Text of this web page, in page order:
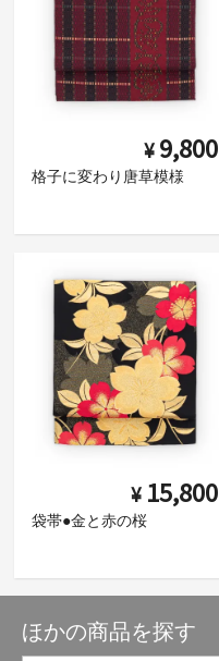
¥ 9,800
格子に変わり唐草模様
¥ 15,800
袋帯●金と赤の桜
ほかの商品を探す